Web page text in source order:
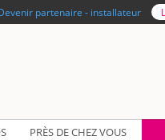
partenaire - installateur
PRÈS DE CHEZ VOUS